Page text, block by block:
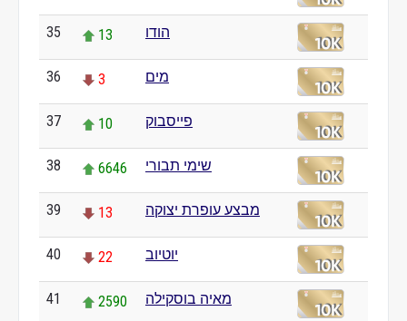
35 13 הודו
36 3 מים
37 10 פייסבוק
38 6646 שימי תבורי
39 13 מבצע עופרת יצוקה
40 22 יוטיוב
41 2590 מאיה בוסקילה